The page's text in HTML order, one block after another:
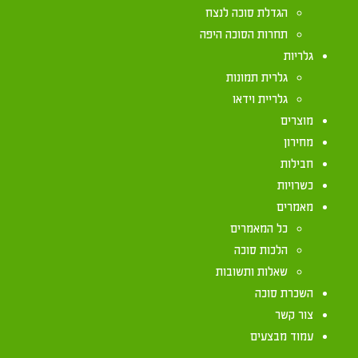
הגדלת סוכה לנצח
תחרות הסוכה היפה
גלריות
גלרית תמונות
גלריית וידאו
מוצרים
מחירון
חבילות
כשרויות
מאמרים
כל המאמרים
הלכות סוכה
שאלות ותשובות
השכרת סוכה
צור קשר
עמוד מבצעים